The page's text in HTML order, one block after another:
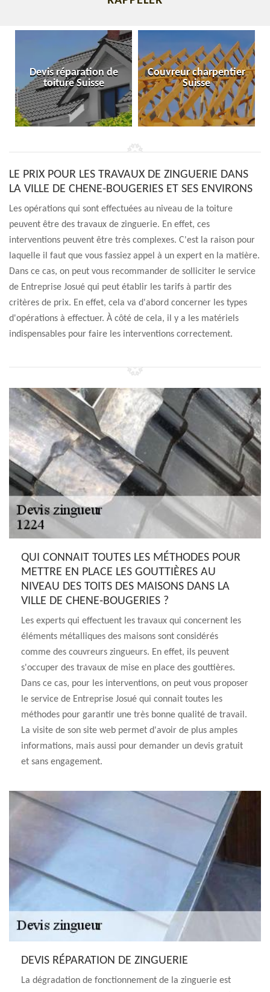
Devis réparation de
toiture Suisse
Couvreur charpentier
Suisse
LE PRIX POUR LES TRAVAUX DE ZINGUERIE DANS
LA VILLE DE CHENE-BOUGERIES ET SES ENVIRONS
Les opérations qui sont effectuées au niveau de la toiture
peuvent être des travaux de zinguerie. En effet, ces
interventions peuvent être très complexes. C'est la raison pour
laquelle il faut que vous fassiez appel à un expert en la matière.
Dans ce cas, on peut vous recommander de solliciter le service
de Entreprise Josué qui peut établir les tarifs à partir des
critères de prix. En effet, cela va d'abord concerner les types
d'opérations à effectuer. À côté de cela, il y a les matériels
indispensables pour faire les interventions correctement.
QUI CONNAIT TOUTES LES MÉTHODES POUR
METTRE EN PLACE LES GOUTTIÈRES AU
NIVEAU DES TOITS DES MAISONS DANS LA
VILLE DE CHENE-BOUGERIES ?
Les experts qui effectuent les travaux qui concernent les
éléments métalliques des maisons sont considérés
comme des couvreurs zingueurs. En effet, ils peuvent
s'occuper des travaux de mise en place des gouttières.
Dans ce cas, pour les interventions, on peut vous proposer
le service de Entreprise Josué qui connait toutes les
méthodes pour garantir une très bonne qualité de travail.
La visite de son site web permet d'avoir de plus amples
informations, mais aussi pour demander un devis gratuit
et sans engagement.
DEVIS RÉPARATION DE ZINGUERIE
La dégradation de fonctionnement de la zinguerie est